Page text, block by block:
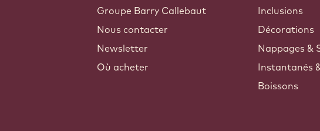
Groupe Barry Callebaut
Nous contacter
Newsletter
Où acheter
Inclusions
Décorations
Nappages &
Instantanés
Boissons